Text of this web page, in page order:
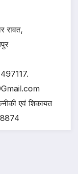
रावत,
एवं शिकायत